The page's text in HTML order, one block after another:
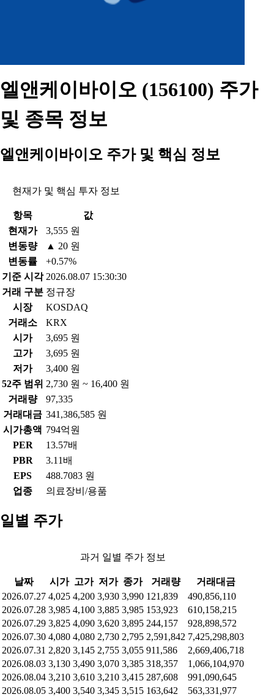
엘앤케이바이오 (156100) 주가
및 종목 정보
엘앤케이바이오 주가 및 핵심 정보
현재가 및 핵심 투자 정보
항목
값
현재가
3,555 원
변동량
▲ 20 원
변동률
+0.57%
기준 시각 2026.08.07 15:30:30
거래 구분 정규장
시장
KOSDAQ
거래소
KRX
시가
3,695 원
고가
3,695 원
저가
3,400 원
52주 범위 2,730 원 ~ 16,400 원
거래량
97,335
거래대금 341,386,585 원
시가총액 794억원
PER
13.57배
PBR
3.11배
EPS
488.7083 원
업종
의료장비/용품
일별 주가
과거 일별 주가 정보
날짜 시가 고가 저가 종가 거래량
거래대금
2026.07.27 4,025 4,200 3,930 3,990 121,839
490,856,110
2026.07.28 3,985 4,100 3,885 3,985 153,923
610,158,215
2026.07.29 3,825 4,090 3,620 3,895 244,157
928,898,572
2026.07.30 4,080 4,080 2,730 2,795 2,591,842 7,425,298,803
2026.07.31 2,820 3,145 2,755 3,055 911,586
2,669,406,718
2026.08.03 3,130 3,490 3,070 3,385 318,357
1,066,104,970
2026.08.04 3,210 3,610 3,210 3,415 287,608
991,090,645
2026.08.05 3,400 3,540 3,345 3,515 163,642 563,331,977